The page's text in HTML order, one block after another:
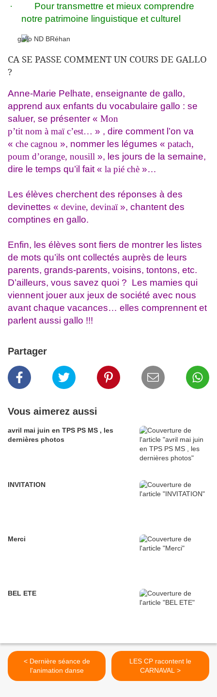
·
Pour transmettre et mieux comprendre
notre patrimoine linguistique et culturel
CA SE PASSE COMMENT UN COURS DE GALLO
?
Anne-Marie Pelhate, enseignante de gallo,
apprend aux enfants du vocabulaire gallo : se
saluer, se présenter « Mon
p’tit nom à maï c’est… » , dire comment l’on va
« che cagnou », nommer les légumes « patach,
poum d’orange, nousill », les jours de la semaine,
dire le temps qu’il fait « la pié chè »…
Les élèves cherchent des réponses à des
devinettes « devine, devinaï », chantent des
comptines en gallo.
Enfin, les élèves sont fiers de montrer les listes
de mots qu’ils ont collectés auprès de leurs
parents, grands-parents, voisins, tontons, etc.
D’ailleurs, vous savez quoi ? Les mamies qui
viennent jouer aux jeux de société avec nous
avant chaque vacances… elles comprennent et
parlent aussi gallo !!!
Partager
Vous aimerez aussi
avril mai juin en TPS PS MS , les
dernières photos
INVITATION
Merci
BEL ETE
< Dernière séance de
l'animation danse
LES CP racontent le
CARNAVAL >